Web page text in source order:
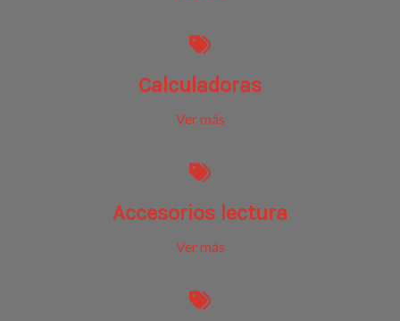
Calculadoras
Ver más
Accesorios lectura
Ver más